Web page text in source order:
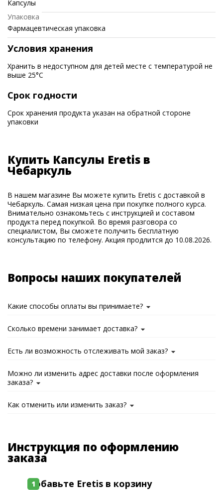
Капсулы
Упаковка
Фармацевтическая упаковка
Условия хранения
Хранить в недоступном для детей месте с температурой не
выше 25°C
Срок годности
Срок хранения продукта указан на обратной стороне
упаковки
Купить Капсулы Eretis в
Чебаркуль
В нашем магазине Вы можете купить Eretis с доставкой в
Чебаркуль. Самая низкая цена при покупке полного курса.
Внимательно ознакомьтесь с инструкцией и составом
продукта перед покупкой. Во время разговора со
специалистом, Вы сможете получить бесплатную
консультацию по телефону. Акция продлится до 10.08.2026.
Вопросы наших покупателей
Какие способы оплаты вы принимаете?
Сколько времени занимает доставка?
Есть ли возможность отслеживать мой заказ?
Можно ли изменить адрес доставки после оформления
заказа?
Как отменить или изменить заказ?
Инструкция по оформлению
заказа
Добавьте Eretis в корзину